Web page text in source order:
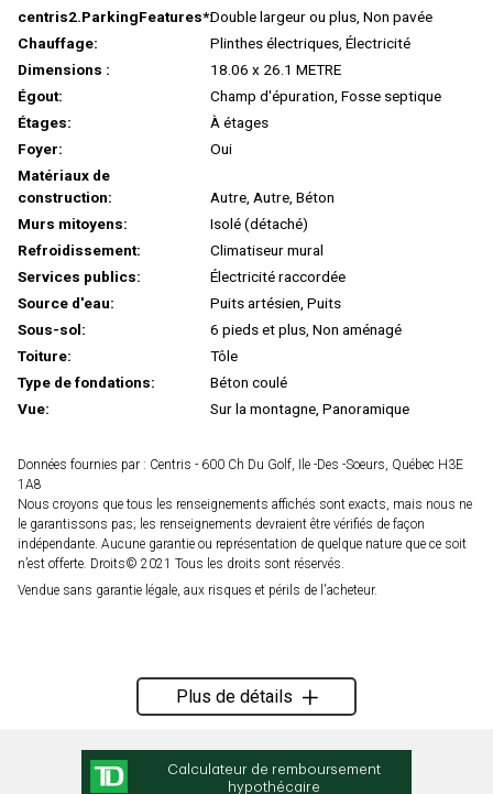
centris2.ParkingFeatures*:Double largeur ou plus, Non pavée
Chauffage:
Plinthes électriques, Électricité
Dimensions :
18.06 x 26.1 METRE
Égout:
Champ d'épuration, Fosse septique
Étages:
À étages
Foyer:
Oui
Matériaux de
construction:
Autre, Autre, Béton
Murs mitoyens:
Isolé (détaché)
Refroidissement:
Climatiseur mural
Services publics:
Électricité raccordée
Source d'eau:
Puits artésien, Puits
Sous-sol:
6 pieds et plus, Non aménagé
Toiture:
Tôle
Type de fondations:
Béton coulé
Vue:
Sur la montagne, Panoramique
Données fournies par : Centris - 600 Ch Du Golf, Ile -Des -Soeurs, Québec H3E
1A8
Nous croyons que tous les renseignements affichés sont exacts, mais nous ne
le garantissons pas; les renseignements devraient être vérifiés de façon
indépendante. Aucune garantie ou représentation de quelque nature que ce soit
n’est offerte. Droits© 2021 Tous les droits sont réservés.
Vendue sans garantie légale, aux risques et périls de l'acheteur.
Plus de détails